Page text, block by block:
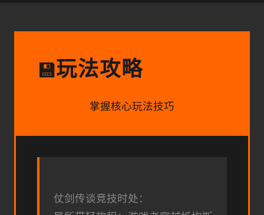
💾玩法攻略
掌握核心玩法技巧
仗剑传谈竞技时处：